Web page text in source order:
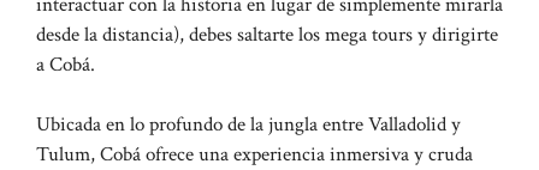
desde la distancia), debes saltarte los mega tours y dirigirte
a Cobá.
Ubicada en lo profundo de la jungla entre Valladolid y
Tulum, Cobá ofrece una experiencia inmersiva y cruda